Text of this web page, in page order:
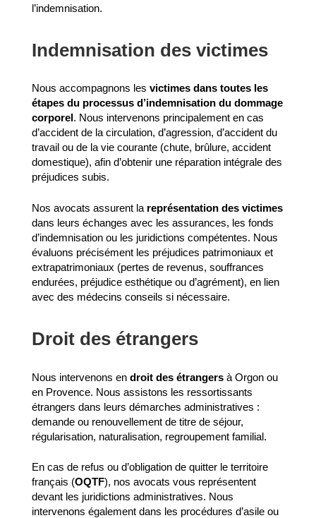
l’indemnisation.
Indemnisation des victimes
Nous accompagnons les victimes dans toutes les
étapes du processus d’indemnisation du dommage
corporel. Nous intervenons principalement en cas
d’accident de la circulation, d’agression, d’accident du
travail ou de la vie courante (chute, brûlure, accident
domestique), afin d’obtenir une réparation intégrale des
préjudices subis.
Nos avocats assurent la représentation des victimes
dans leurs échanges avec les assurances, les fonds
d’indemnisation ou les juridictions compétentes. Nous
évaluons précisément les préjudices patrimoniaux et
extrapatrimoniaux (pertes de revenus, souffrances
endurées, préjudice esthétique ou d’agrément), en lien
avec des médecins conseils si nécessaire.
Droit des étrangers
Nous intervenons en droit des étrangersà Orgon ou
en Provence. Nous assistons les ressortissants
étrangers dans leurs démarches administratives :
demande ou renouvellement de titre de séjour,
régularisation, naturalisation, regroupement familial.
En cas de refus ou d’obligation de quitter le territoire
français (OQTF), nos avocats vous représentent
devant les juridictions administratives. Nous
intervenons également dans les procédures d’asile ou